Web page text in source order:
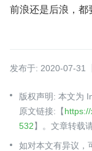
前浪还是后浪，都
发布于: 2020-07-31
版权声明: 本文为
原文链接:【
532】。文章转载
如对本文有异议，